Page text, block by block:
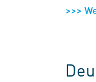
>>>